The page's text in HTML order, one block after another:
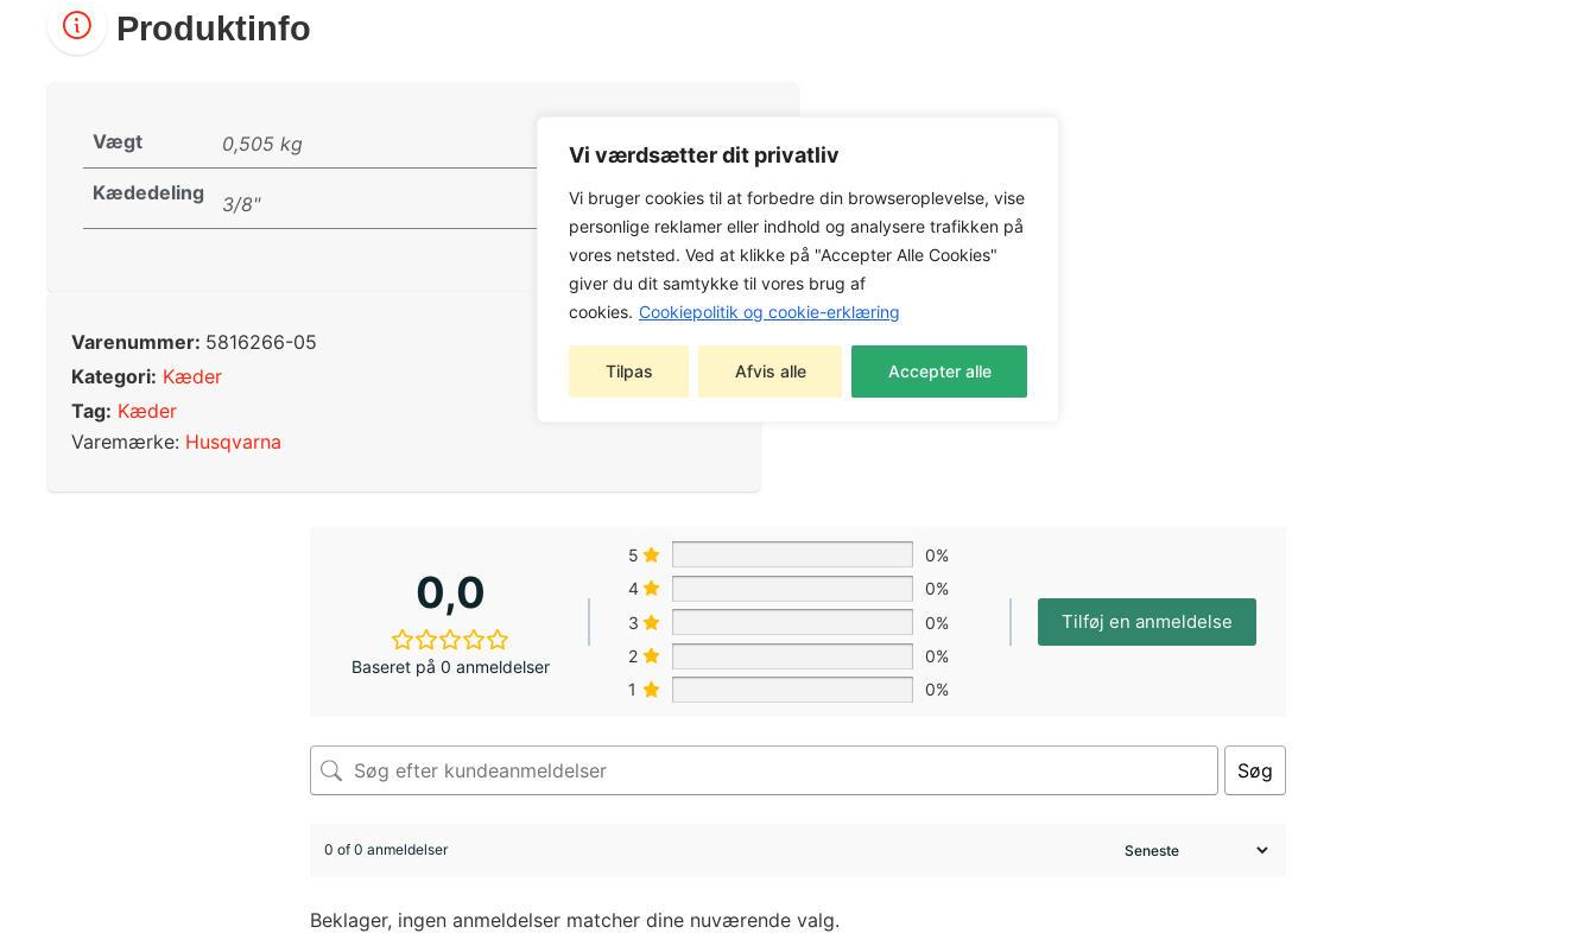
Vi værdsætter dit privatliv
Vi bruger cookies til at forbedre din browseroplevelse, vise
personlige reklamer eller indhold og analysere trafikken på
vores netsted. Ved at klikke på "Accepter Alle Cookies"
giver du dit samtykke til vores brug af
cookies. Cookiepolitik og cookie-erklæring
Tilpas Afvis alle Accepter alle
Produktinfo
Vægt 0,505 kg
Kædedeling 3/8"
Varenummer: 5816266-05
Kategori: Kæder
Tag: Kæder
Varemærke: Husqvarna
0,0
Baseret på 0 anmeldelser
5
0%
4
0%
3
0%
2
0%
1
0%
Tilføj en anmeldelse
Søg
0 of 0 anmeldelser
Beklager, ingen anmeldelser matcher dine nuværende valg.